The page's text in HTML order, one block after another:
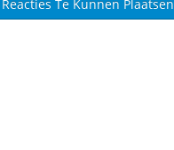
Te Kunnen Plaatsen